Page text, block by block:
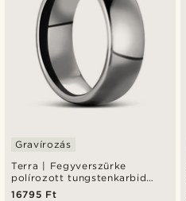
Terra | Fegyverszürke
polírozott tungstenkarbid
gyűrű 8 mm
Gravírozás
16795 Ft